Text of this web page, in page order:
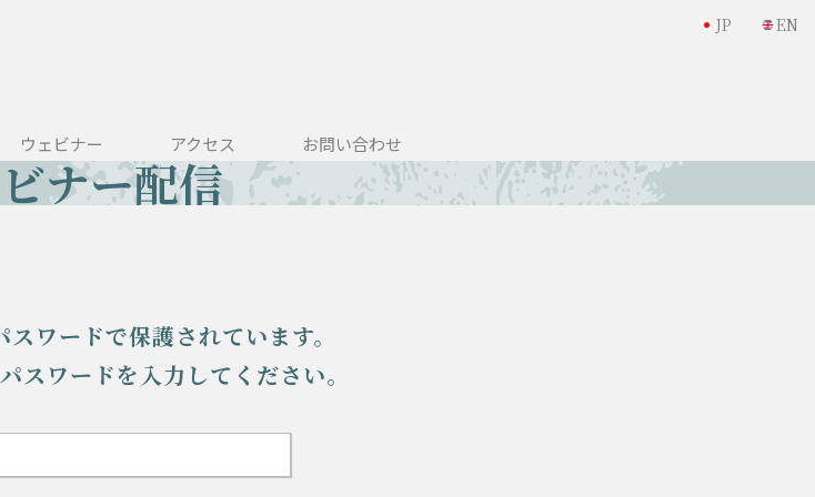
ウェビナー アクセス お問い合わせ
JP EN
ナー配信
スワードで保護されています。
スワードを入力してください。